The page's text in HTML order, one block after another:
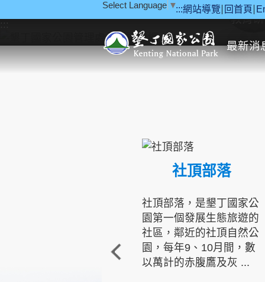
:::網站導覽 回首頁
Select Language ▼
最新消
::: 教育
社頂部落
社頂部落，是墾丁國家公
園第一個發展生態旅遊的
社區，鄰近的社頂自然公
園，每年9、10月間，數
以萬計的赤腹鷹及灰 ...